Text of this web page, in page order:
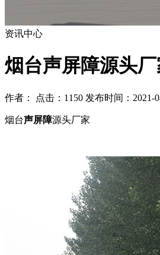
资讯中心
烟台声屏障源头
作者： 点击：1150 发布时间：2021-
烟台声屏障源头厂家